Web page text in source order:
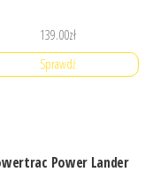
139.00zł
Sprawdź
Power Lander